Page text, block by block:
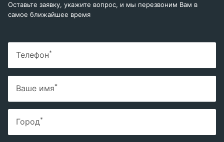
Оставьте заявку, укажите вопрос, и мы перезвоним Вам в
самое ближайшее время
Телефон*
Ваше имя*
Город*